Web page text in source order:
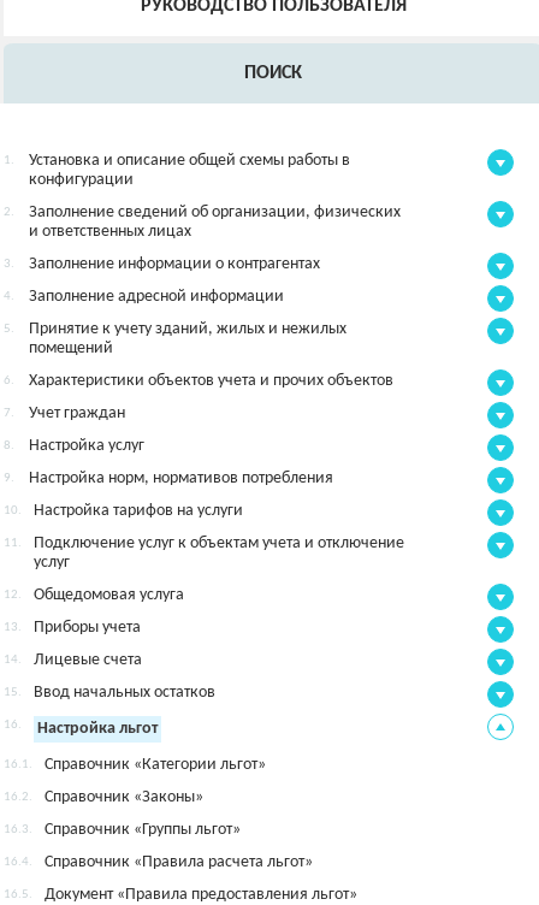
РУКОВОДСТВО ПОЛЬЗОВАТЕЛЯ
ПОИСК
1.
Установка и описание общей схемы работы в
конфигурации
2.
Заполнение сведений об организации, физических
и ответственных лицах
3. Заполнение информации о контрагентах
4. Заполнение адресной информации
5.
Принятие к учету зданий, жилых и нежилых
помещений
6. Характеристики объектов учета и прочих объектов
7. Учет граждан
8. Настройка услуг
9. Настройка норм, нормативов потребления
10. Настройка тарифов на услуги
11.
Подключение услуг к объектам учета и отключение
услуг
12. Общедомовая услуга
13. Приборы учета
14. Лицевые счета
15. Ввод начальных остатков
16. Настройка льгот
16.1. Справочник «Категории льгот»
16.2. Справочник «Законы»
16.3. Справочник «Группы льгот»
16.4. Справочник «Правила расчета льгот»
16.5. Документ «Правила предоставления льгот»